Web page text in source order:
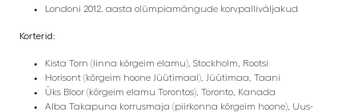
Londoni 2012. aasta olümpiamängude korvpalliväljakud
Korterid:
Kista Torn (linna kõrgeim elamu), Stockholm, Rootsi
Horisont (kõrgeim hoone Jüütimaal), Jüütimaa, Taani
Üks Bloor (kõrgeim elamu Torontos), Toronto, Kanada
Alba Takapuna korrusmaja (piirkonna kõrgeim hoone), Uus-